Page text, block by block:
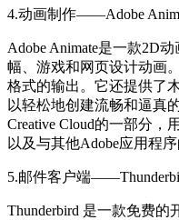
4.动画制作——Adobe
Adobe Animate是一款2D
幅、游戏和网页设计动画
格式的输出。它还提供了
以轻松地创建流畅和逼真
Creative Cloud的一部分，
以及与其他Adobe应用程序
5.邮件客户端
Thunderbird 是一款免费